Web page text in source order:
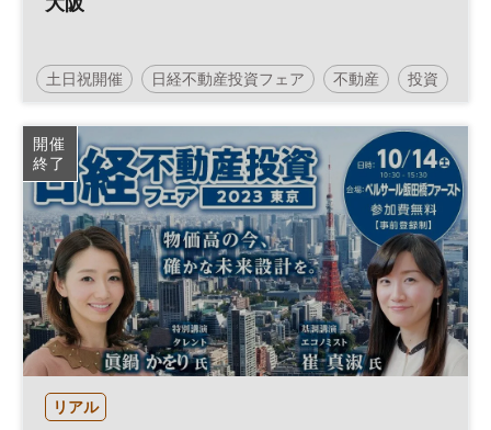
土日祝開催 日経不動産投資フェア 不動産 投資
資産形成 人生100年 人生100年時代
参加無料
開催
終了
リアル